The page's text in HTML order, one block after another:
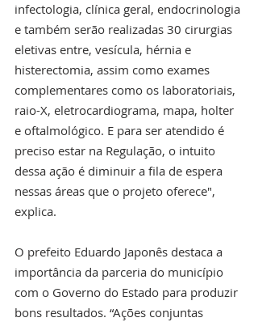
infectologia, clínica geral, endocrinologia
e também serão realizadas 30 cirurgias
eletivas entre, vesícula, hérnia e
histerectomia, assim como exames
complementares como os laboratoriais,
raio-X, eletrocardiograma, mapa, holter
e oftalmológico. E para ser atendido é
preciso estar na Regulação, o intuito
dessa ação é diminuir a fila de espera
nessas áreas que o projeto oferece",
explica.
O prefeito Eduardo Japonês destaca a
importância da parceria do município
com o Governo do Estado para produzir
bons resultados. “Ações conjuntas